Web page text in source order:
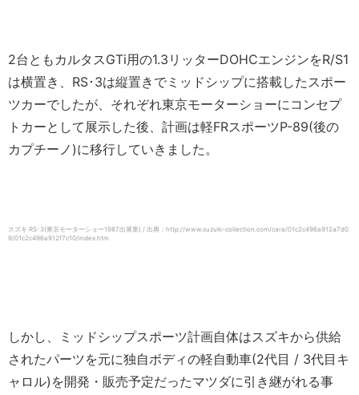
2台ともカルタスGTi用の1.3リッターDOHCエンジンをR/S1
は横置き、RS･3は縦置きでミッドシップに搭載したスポー
ツカーでしたが、それぞれ東京モーターショーにコンセプ
トカーとして展示した後、計画は軽FRスポーツP-89(後の
カプチーノ)に移行していきました。
スズキ RS･3(東京モーターショー1987出展車) / 出典：http://www.suzuki-collection.com/cara/01c2c496a912a7d0
9/01c2c496a912f7c10/index.htm
しかし、ミッドシップスポーツ計画自体はスズキから供給
されたパーツを元に独自ボディの軽自動車(2代目 / 3代目キ
ャロル)を開発・販売予定だったマツダに引き継がれる事